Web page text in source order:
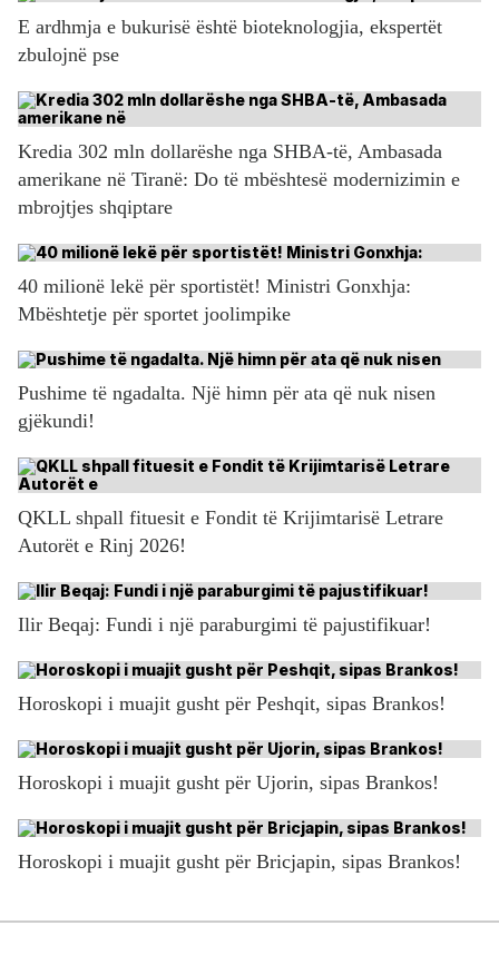
E ardhmja e bukurisë është bioteknologjia, ekspertët
zbulojnë pse
Kredia 302 mln dollarëshe nga SHBA-të, Ambasada
amerikane në Tiranë: Do të mbështesë modernizimin e
mbrojtjes shqiptare
40 milionë lekë për sportistët! Ministri Gonxhja:
Mbështetje për sportet joolimpike
Pushime të ngadalta. Një himn për ata që nuk nisen
gjëkundi!
QKLL shpall fituesit e Fondit të Krijimtarisë Letrare
Autorët e Rinj 2026!
Ilir Beqaj: Fundi i një paraburgimi të pajustifikuar!
Horoskopi i muajit gusht për Peshqit, sipas Brankos!
Horoskopi i muajit gusht për Ujorin, sipas Brankos!
Horoskopi i muajit gusht për Bricjapin, sipas Brankos!